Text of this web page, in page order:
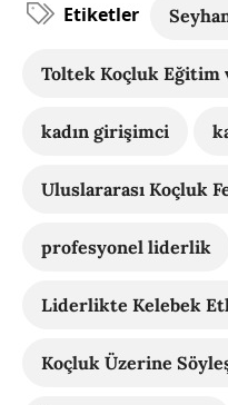
Etiketler
Toltek Koçluk Eğitim
kadın girişimci
Uluslararası Koçluk
profesyonel liderlik
Liderlikte Kelebek
Koçluk Üzerine